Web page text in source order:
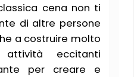
cena non ti
di altre persone
a costruire molto
eccitanti
per creare e